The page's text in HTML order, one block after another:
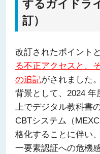
するガイドラ
訂）
改訂されたポイントと
る不正アクセスと、
の追記がされました。
背景として、2024 年
上でデジタル教科書
CBTシステム（
格化することに伴い
一要素認証への危機